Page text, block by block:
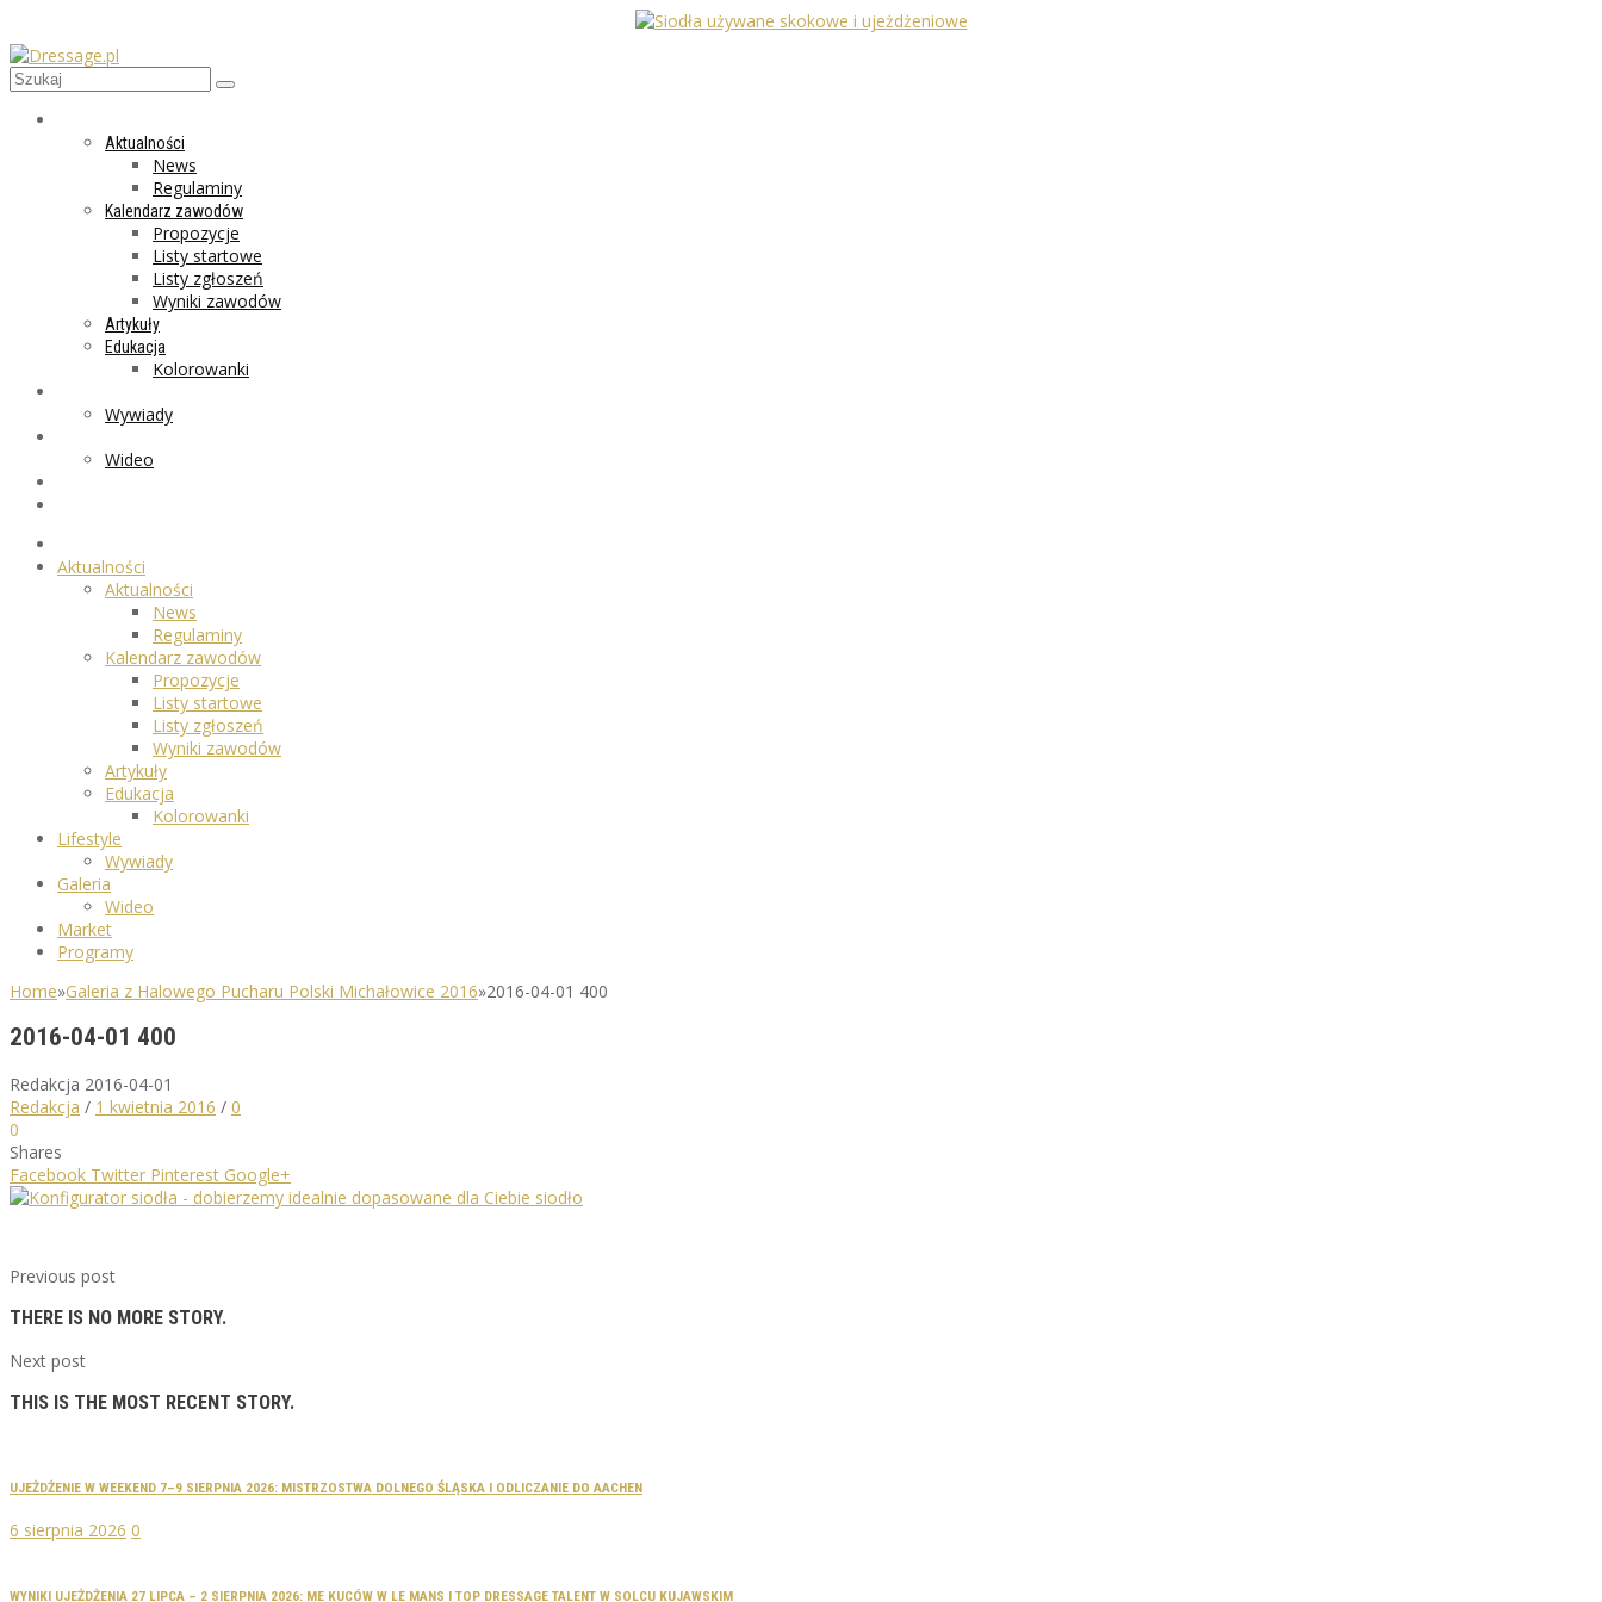
Aktualności
News
Regulaminy
Kalendarz zawodów
Propozycje
Listy startowe
Listy zgłoszeń
Wyniki zawodów
Artykuły
Edukacja
Kolorowanki
Wywiady
Wideo
Aktualności
Aktualności
News
Regulaminy
Kalendarz zawodów
Propozycje
Listy startowe
Listy zgłoszeń
Wyniki zawodów
Artykuły
Edukacja
Kolorowanki
Lifestyle
Wywiady
Galeria
Wideo
Market
Programy
Home»Galeria z Halowego Pucharu Polski Michałowice 2016»2016-04-01 400
2016-04-01 400
Redakcja 2016-04-01
Redakcja / 1 kwietnia 2016 / 0
0
Shares
Facebook Twitter Pinterest Google+
Previous post
THERE IS NO MORE STORY.
Next post
THIS IS THE MOST RECENT STORY.
UJEŻDŻENIE W WEEKEND 7–9 SIERPNIA 2026: MISTRZOSTWA DOLNEGO ŚLĄSKA I ODLICZANIE DO AACHEN
6 sierpnia 2026 0
WYNIKI UJEŻDŻENIA 27 LIPCA – 2 SIERPNIA 2026: ME KUCÓW W LE MANS I TOP DRESSAGE TALENT W SOLCU KUJAWSKIM